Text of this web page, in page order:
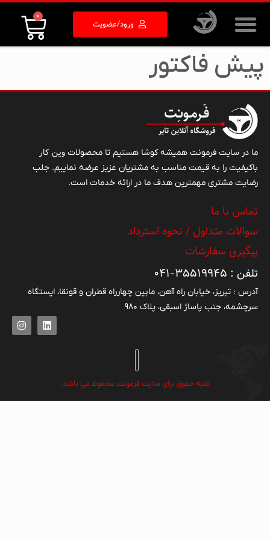
ورود/عضویت
0
پیش فاکتور
ما در سایت فرمونت همیشه کوشا هستیم تا محصولات وین کار
باکیفیت را به قیمت مناسب به مشتریان عزیز عرضه نماییم. جلب
رضایت مشتری مهمترین هدف ما در ارائه خدمات است.
تماس با ما
سوالات متداول / نحوه استرداد
پیگیری سفارشات
تلفن : ۳۵۵۱۹۹۴۵-۰۴۱
آدرس : تبریز، خیابان راه آهن، مابین چهارراه قطران و قونقا، ایستگاه
سرچشمه، جنب پاساژ اسبقی، پلاک ۹۸۰
کلیه حقوق برای سایت فرمونت محفوظ می باشد.